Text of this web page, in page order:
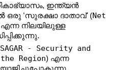
ഇന്ത്യൻ
ഒരു 'സുരക്ഷാ ദാതാവ്' (Net
എന്ന നിലയിലുള്ള
SAGAR - Security and
Region) എന്ന